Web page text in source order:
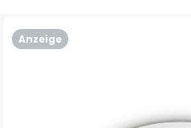
Anzeige
Zum
Ende